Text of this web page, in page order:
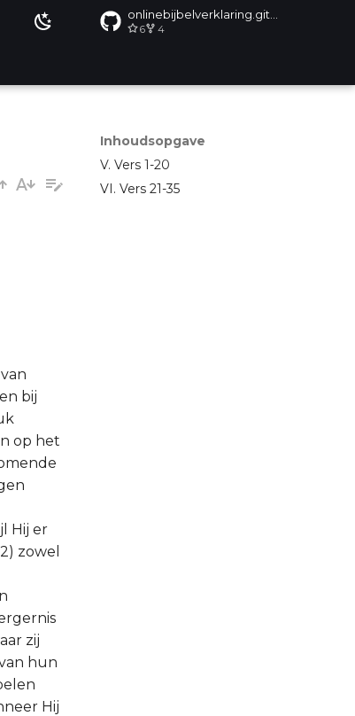
6 4
Inhoudsopgave
V. Vers 1-20
VI. Vers 21-35
bij
op het
Hij er
zowel
zij
hun
Hij